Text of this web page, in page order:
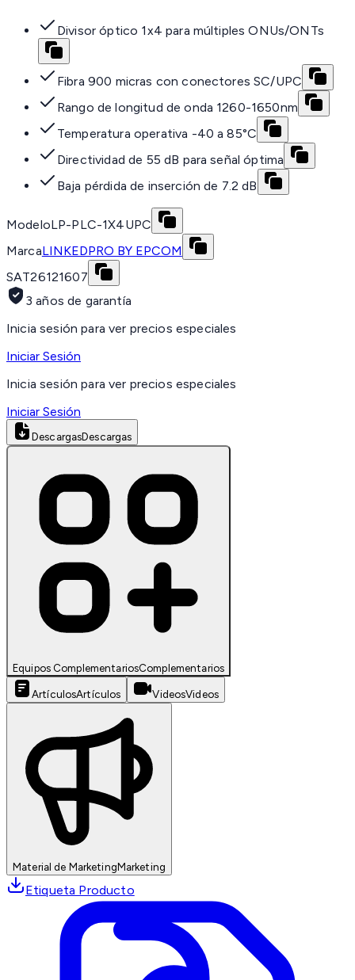
Divisor óptico 1x4 para múltiples ONUs/ONTs
Fibra 900 micras con conectores SC/UPC
Rango de longitud de onda 1260-1650nm
Temperatura operativa -40 a 85°C
Directividad de 55 dB para señal óptima
Baja pérdida de inserción de 7.2 dB
ModeloLP-PLC-1X4UPC
MarcaLINKEDPRO BY EPCOM
SAT26121607
3 años de garantía
Inicia sesión para ver precios especiales
Iniciar Sesión
Inicia sesión para ver precios especiales
Iniciar Sesión
DescargasDescargas
Equipos ComplementariosComplementarios
ArtículosArtículos VideosVideos
Material de MarketingMarketing
Etiqueta Producto